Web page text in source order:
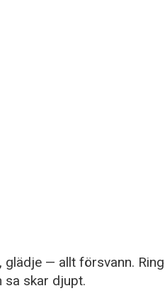
glädje — allt försvann.
sa skar djupt.